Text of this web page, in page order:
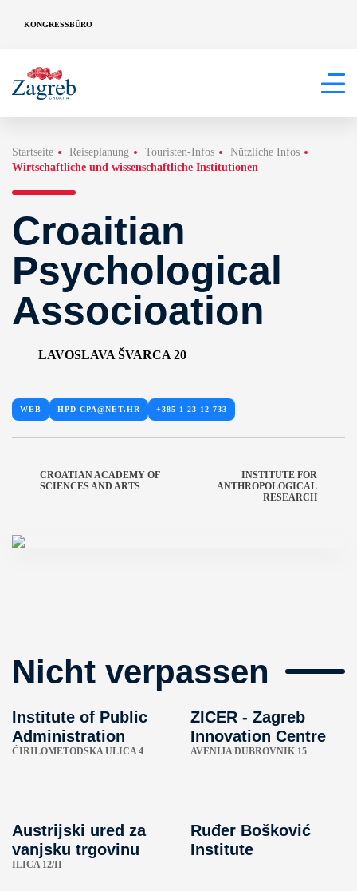
KONGRESSBÜRO
Startseite Reiseplanung Touristen-Infos
Nützliche Infos
Wirtschaftliche und wissenschaftliche Institutionen
Croaitian
Psychological
Associoation
LAVOSLAVA ŠVARCA 20
WEB HPD-CPA@NET.HR +385 1 23 12 733
CROATIAN ACADEMY OF
SCIENCES AND ARTS
INSTITUTE FOR
ANTHROPOLOGICAL
RESEARCH
Nicht verpassen
Institute of Public
Administration
ĆIRILOMETODSKA ULICA 4
ZICER - Zagreb
Innovation Centre
AVENIJA DUBROVNIK 15
Austrijski ured za
vanjsku trgovinu
ILICA 12/II
Ruđer Bošković
Institute